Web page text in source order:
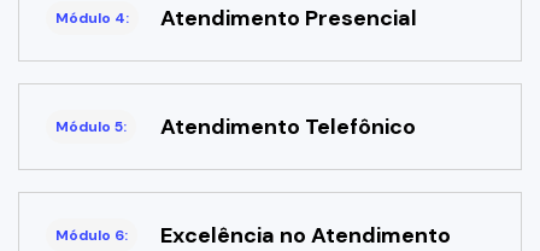
Módulo 4: Atendimento Presencial
Módulo 5: Atendimento Telefônico
Módulo 6: Excelência no Atendimento